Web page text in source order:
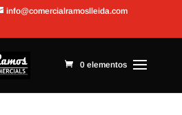
info@comercialramoslleida.com
0 elementos